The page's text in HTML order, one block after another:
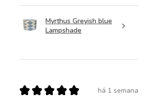
Myrthus Greyish blue
Lampshade
★ ★ ★ ★ ★ há 1 semana